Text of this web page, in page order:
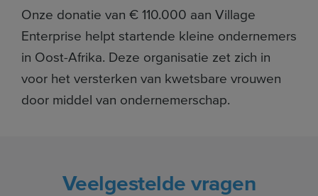
Onze donatie van € 110.000 aan Village
Enterprise helpt startende kleine ondernemers
in Oost-Afrika. Deze organisatie zet zich in
voor het versterken van kwetsbare vrouwen
door middel van ondernemerschap.
Veelgestelde vragen